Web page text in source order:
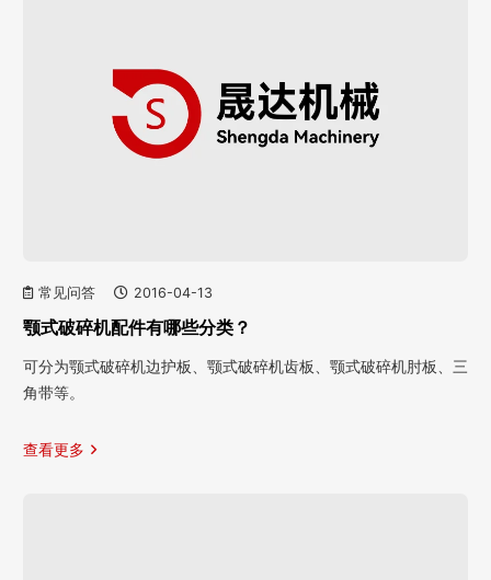
常见问答 2016-04-13
颚式破碎机配件有哪些分类？
可分为颚式破碎机边护板、颚式破碎机齿板、颚式破碎机肘板、三
角带等。
查看更多